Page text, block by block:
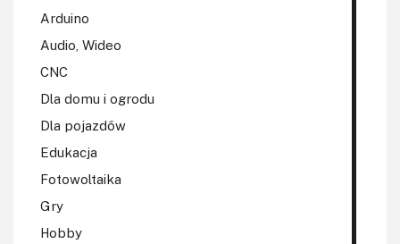
Arduino
Audio, Wideo
CNC
Dla domu i ogrodu
Dla pojazdów
Edukacja
Fotowoltaika
Gry
Hobby